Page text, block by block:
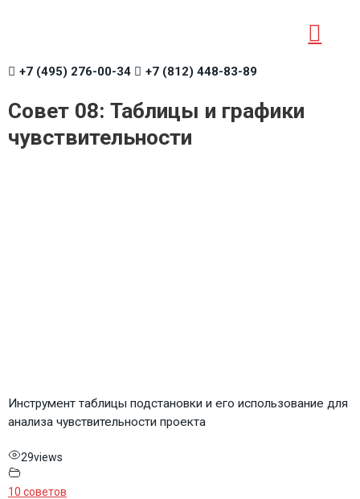
+7 (495) 276-00-34 +7 (812) 448-83-89
Совет 08: Таблицы и графики
чувствительности
Инструмент таблицы подстановки и его использование для
анализа чувствительности проекта
29views
10 советов